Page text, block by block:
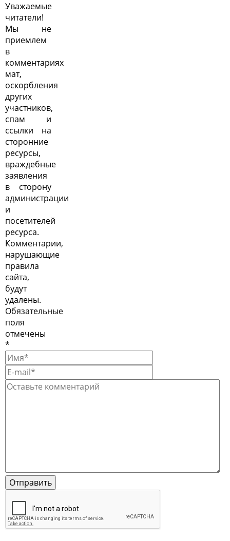
Уважаемые
читатели!
Мы не
приемлем
в
комментариях
мат,
оскорбления
других
участников,
спам и
ссылки на
сторонние
ресурсы,
враждебные
заявления
в сторону
администрации
и
посетителей
ресурса.
Комментарии,
нарушающие
правила
сайта,
будут
удалены.
Обязательные
поля
отмечены
*